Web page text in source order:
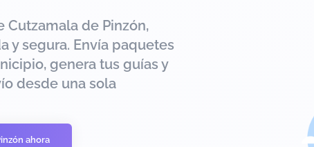
Cutzamala de Pinzón,
y segura. Envía paquetes
genera tus guías y
desde una sola
ahora